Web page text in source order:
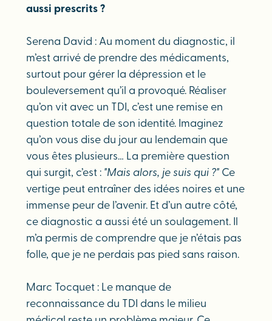
aussi prescrits ?
Serena David : Au moment du diagnostic, il
m’est arrivé de prendre des médicaments,
surtout pour gérer la dépression et le
bouleversement qu’il a provoqué. Réaliser
qu’on vit avec un TDI, c’est une remise en
question totale de son identité. Imaginez
qu’on vous dise du jour au lendemain que
vous êtes plusieurs… La première question
qui surgit, c’est : "Mais alors, je suis qui ?"Ce
vertige peut entraîner des idées noires et une
immense peur de l’avenir. Et d’un autre côté,
ce diagnostic a aussi été un soulagement. Il
m’a permis de comprendre que je n’étais pas
folle, que je ne perdais pas pied sans raison.
Marc Tocquet : Le manque de
reconnaissance du TDI dans le milieu